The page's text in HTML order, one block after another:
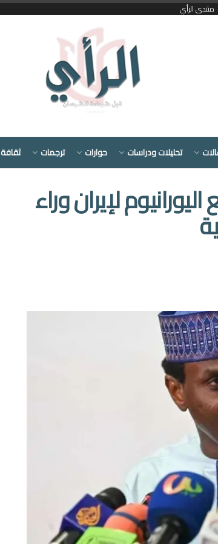
منتدى الرأي
تحليلات ودراسات حوارات ترجمات
لإيران وراء